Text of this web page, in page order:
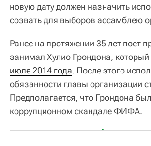
новую дату должен назначить
созвать для выборов ассамблею
Ранее на протяжении 35 лет пост
занимал Хулио Грондона, который
июле 2014 года. После этого
обязанности главы организации
Предполагается, что Грондона
коррупционном скандале ФИФА.